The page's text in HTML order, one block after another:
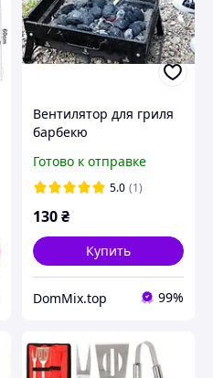
Вентилятор для гриля
барбекю
Готово к отправке
5.0 (1)
130₴
Купить
DomMix.top 99%